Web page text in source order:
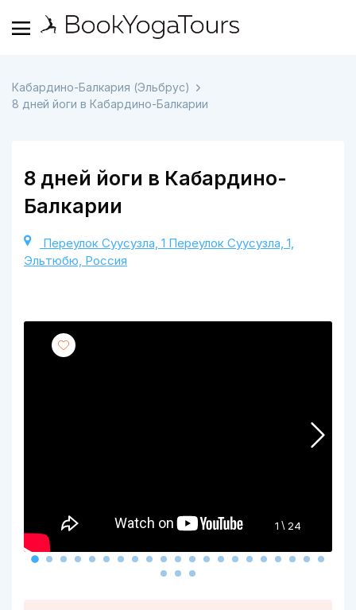
Кабардино-Балкария (Эльбрус)
8 дней йоги в Кабардино-Балкарии
8 дней йоги в Кабардино-
Балкарии
Переулок Суусузла, 1 Переулок Суусузла, 1,
Эльтюбю, Россия
1 \ 24